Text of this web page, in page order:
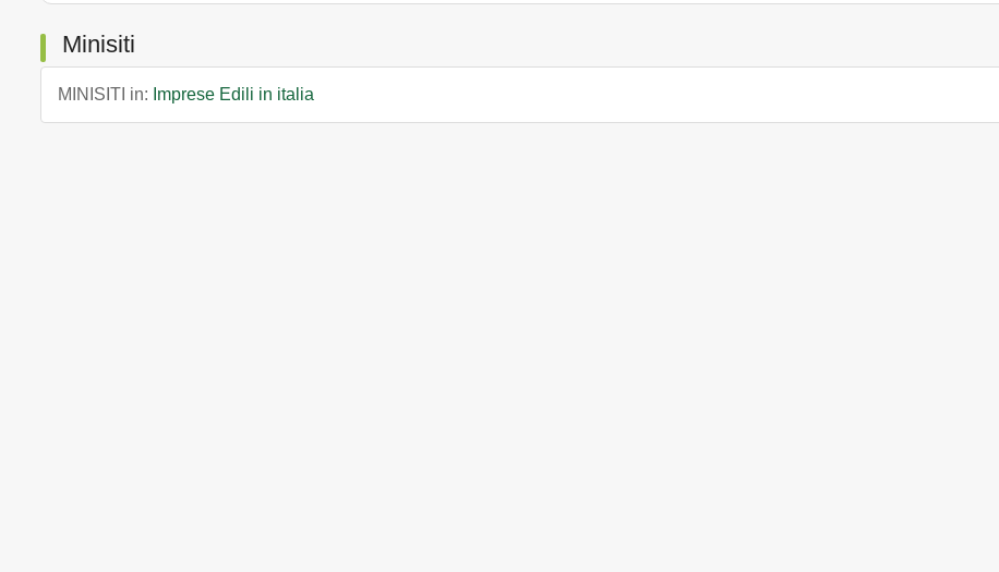
Minisiti
MINISITI in: Imprese Edili in italia